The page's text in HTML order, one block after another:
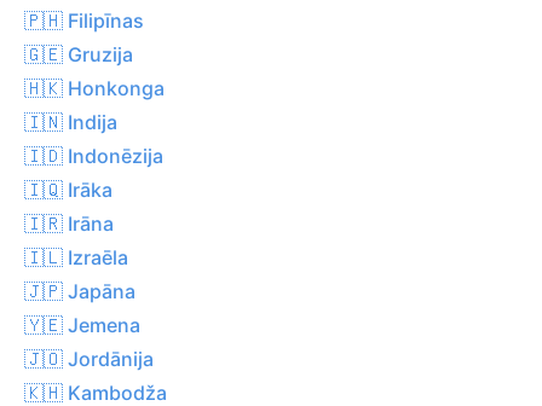
🇵🇭 Filipīnas
🇬🇪 Gruzija
🇭🇰 Honkonga
🇮🇳 Indija
🇮🇩 Indonēzija
🇮🇶 Irāka
🇮🇷 Irāna
🇮🇱 Izraēla
🇯🇵 Japāna
🇾🇪 Jemena
🇯🇴 Jordānija
🇰🇭 Kambodža